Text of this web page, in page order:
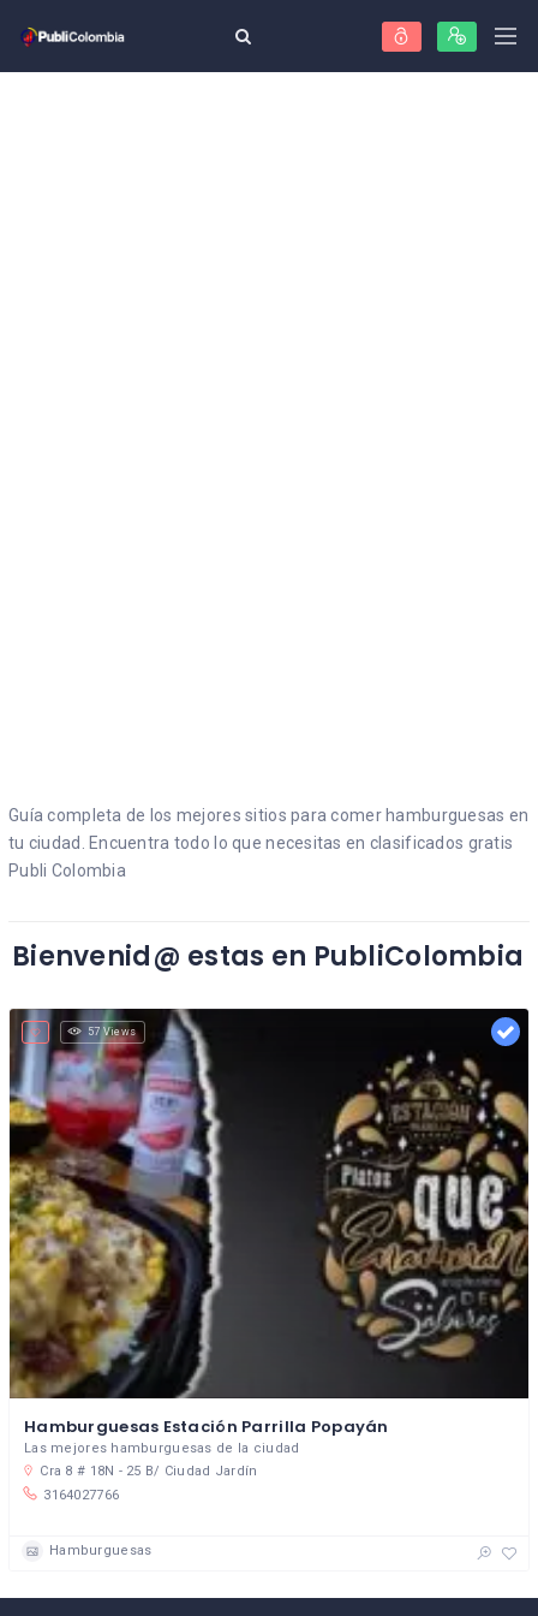
Guía completa de los mejores sitios para comer hamburguesas en
tu ciudad. Encuentra todo lo que necesitas en clasificados gratis
Publi Colombia
Bienvenid@ estas en PubliColombia
57 Views
Hamburguesas Estación Parrilla Popayán
Las mejores hamburguesas de la ciudad
Cra 8 # 18N - 25 B/ Ciudad Jardín
3164027766
Hamburguesas